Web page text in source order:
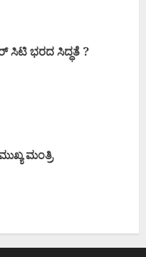
ಭರದ ಸಿದ್ಧತೆ ?
ಮಂತ್ರಿ